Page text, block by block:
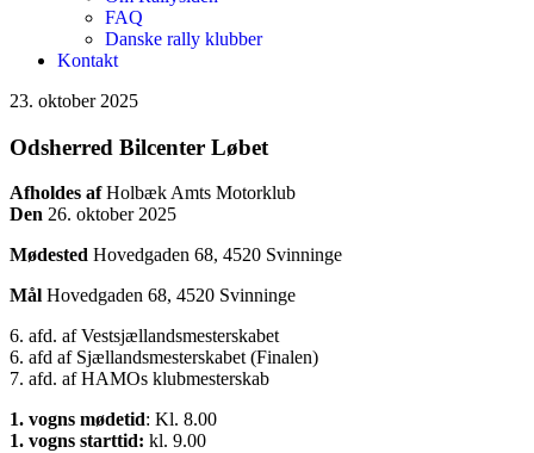
FAQ
Danske rally klubber
Kontakt
23. oktober 2025
Odsherred Bilcenter Løbet
Afholdes afHolbæk Amts Motorklub
Den 26. oktober 2025
Mødested Hovedgaden 68, 4520 Svinninge
Mål Hovedgaden 68, 4520 Svinninge
6. afd. af Vestsjællandsmesterskabet
6. afd af Sjællandsmesterskabet (Finalen)
7. afd. af HAMOs klubmesterskab
1. vogns mødetid: Kl. 8.00
1. vogns starttid: kl. 9.00